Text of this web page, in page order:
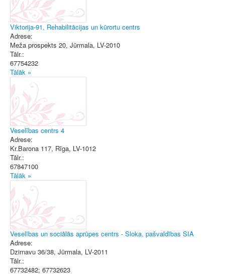
Viktorija-91, Rehabilitācijas un kūrortu centrs
Adrese:
Meža prospekts 20, Jūrmala, LV-2010
Tālr.:
67754232
Tālāk »
Veselības centrs 4
Adrese:
Kr.Barona 117, Rīga, LV-1012
Tālr.:
67847100
Tālāk »
Veselības un sociālās aprūpes centrs - Sloka, pašvaldības SIA
Adrese:
Dzirnavu 36/38, Jūrmala, LV-2011
Tālr.:
67732482; 67732623